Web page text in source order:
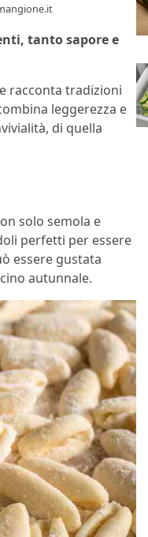
tanto sapore e
racconta tradizioni
leggerezza e
di quella
solo semola e
perfetti per essere
essere gustata
autunnale.